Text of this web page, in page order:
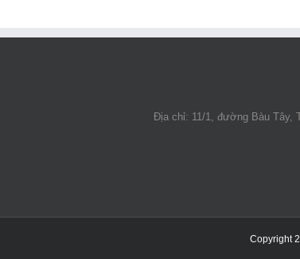
Địa chỉ: 11/1, đường Bàu Tây,
Copyright